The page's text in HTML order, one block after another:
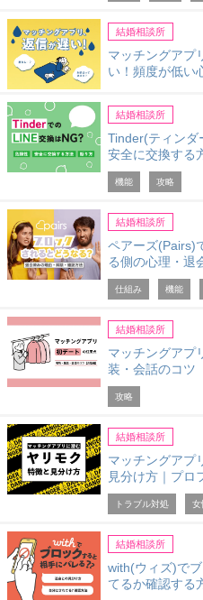
結婚相談所
マッチングアプ
い！頻度が低い
結婚相談所
Tinder(ティンダ
安全に交換する
機能 攻略
結婚相談所
ペアーズ(Pairs)
る側の心理・退
仕組み 機能
結婚相談所
マッチングアプ
装・会話のコツ
攻略
結婚相談所
マッチングアプ
見分け方｜プロ
トラブル対処 女
結婚相談所
with(ウィズ)で
てるか確認する